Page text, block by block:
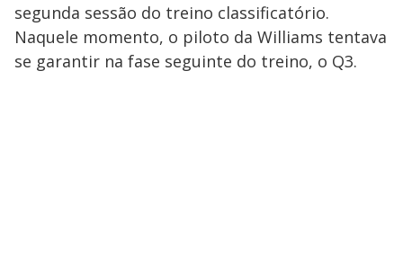
segunda sessão do treino classificatório.
Naquele momento, o piloto da Williams tentava
se garantir na fase seguinte do treino, o Q3.